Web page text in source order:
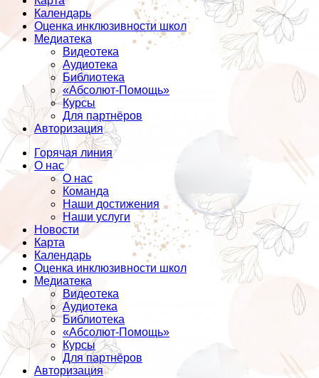
Календарь
Оценка инклюзивности школ
Медиатека
Видеотека
Аудиотека
Библиотека
«Абсолют-Помощь»
Курсы
Для партнёров
Авторизация
Горячая линия
О нас
О нас
Команда
Наши достижения
Наши услуги
Новости
Карта
Календарь
Оценка инклюзивности школ
Медиатека
Видеотека
Аудиотека
Библиотека
«Абсолют-Помощь»
Курсы
Для партнёров
Авторизация